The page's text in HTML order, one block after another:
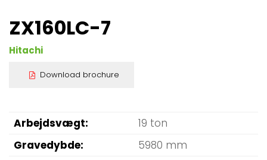
ZX160LC-7
Hitachi
Download brochure
Arbejdsvægt
19 ton
Gravedybde
5980 mm